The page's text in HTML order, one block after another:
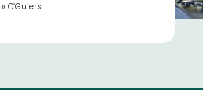
»O’Guiers